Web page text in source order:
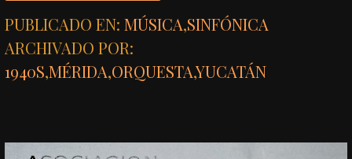
PUBLICADO EN:MÚSICA,SINFÓNICA
ARCHIVADO POR:
1940S,MÉRIDA,ORQUESTA,YUCATÁN